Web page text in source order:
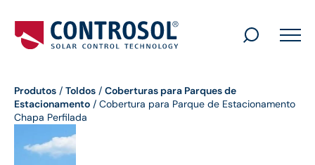
Produtos / Toldos / Coberturas para Parques de
Estacionamento / Cobertura para Parque de Estacionamento
Chapa Perfilada